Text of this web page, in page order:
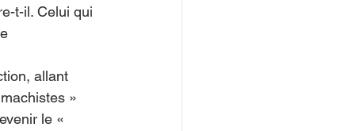
t-il. Celui qui
allant
»
le «